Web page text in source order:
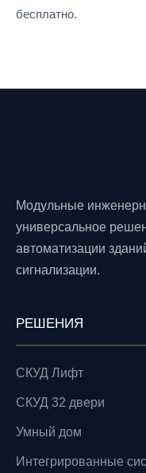
бесплатно.
Модульные
универсальное
автоматизации
сигнализации.
РЕШЕНИЯ
СКУД Лифт
СКУД 32 двери
Умный дом
Интегрированные